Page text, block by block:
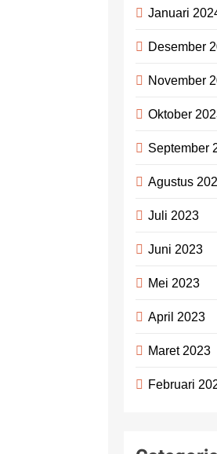
Januari
Desember
November
Oktober
September
Agustus
Juli 2023
Juni 2023
Mei 2023
April 2023
Maret 2023
Februari